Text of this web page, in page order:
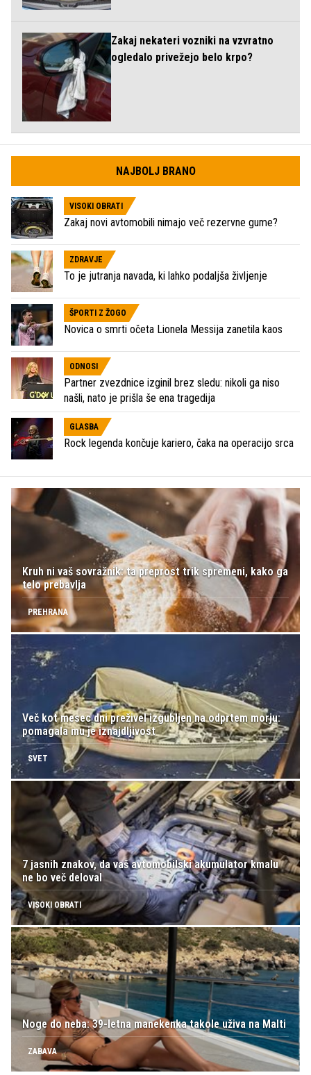
Zakaj nekateri vozniki na vzvratno
ogledalo privežejo belo krpo?
NAJBOLJ BRANO
VISOKI OBRATI
Zakaj novi avtomobili nimajo več rezervne gume?
ZDRAVJE
To je jutranja navada, ki lahko podaljša življenje
ŠPORTI Z ŽOGO
Novica o smrti očeta Lionela Messija zanetila kaos
ODNOSI
Partner zvezdnice izginil brez sledu: nikoli ga niso
našli, nato je prišla še ena tragedija
GLASBA
Rock legenda končuje kariero, čaka na operacijo srca
Kruh ni vaš sovražnik: ta preprost trik spremeni, kako ga
telo prebavlja
PREHRANA
Več kot mesec dni preživel izgubljen na odprtem morju:
pomagala mu je iznajdljivost
SVET
7 jasnih znakov, da vaš avtomobilski akumulator kmalu
ne bo več deloval
VISOKI OBRATI
Noge do neba: 39-letna manekenka takole uživa na Malti
ZABAVA